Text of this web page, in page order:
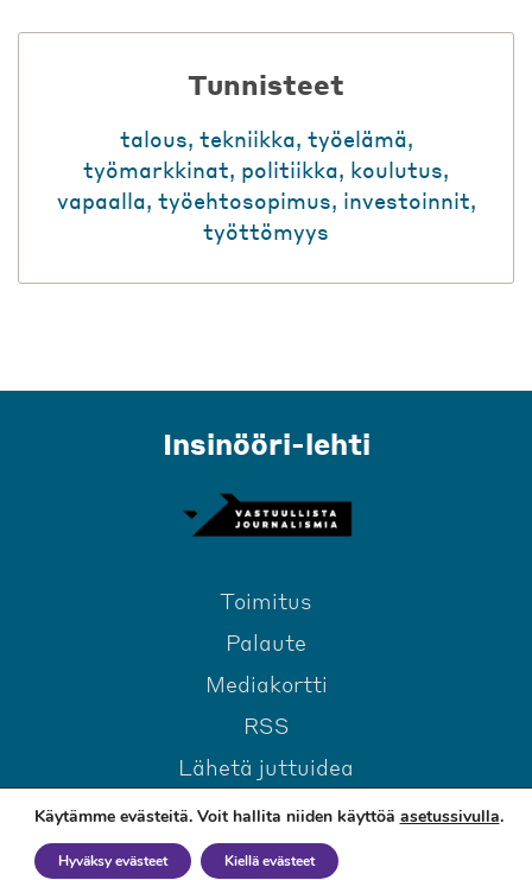
Tunnisteet
talous, tekniikka, työelämä,
työmarkkinat, politiikka, koulutus,
vapaalla, työehtosopimus, investoinnit,
työttömyys
Insinööri-lehti
Toimitus
Palaute
Mediakortti
RSS
Lähetä juttuidea
Käytämme evästeitä. Voit hallita niiden käyttöä asetussivulla.
Hyväksy evästeet Kiellä evästeet